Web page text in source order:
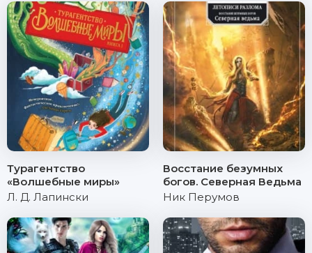
Турагентство
«Волшебные миры»
Л. Д. Лапински
Восстание безумных
богов. Северная Ведьма
Ник Перумов